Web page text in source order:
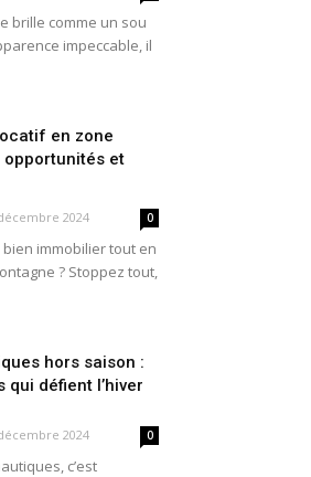
brille comme un sou
impeccable, il
en zone
et
2024 0
immobilier tout en
? Stoppez tout,
hors saison :
qui défient l’hiver
2024 0
c’est